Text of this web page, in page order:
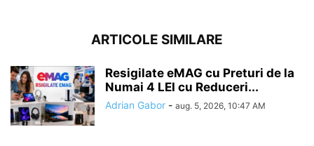
ARTICOLE SIMILARE
Resigilate eMAG cu Preturi de la
Numai 4 LEI cu Reduceri...
Adrian Gabor - aug. 5, 2026, 10:47 AM